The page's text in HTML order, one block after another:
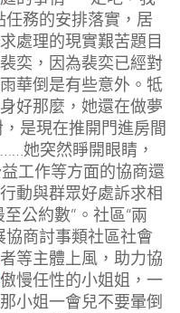
任務的安排落實，居
處理的現實艱苦題目
奕，因為裴奕已經對
華倒是有些意外。牴
好那麼，她還在做夢
是現在推開門進房間
她突然睜開眼睛，
工作等方面的協商還
動與群眾好處訴求相
公約數”。社區“兩
協商討事類社區社會
等主體上風，助力協
傲慢任性的小姐姐，一
小姐一會兒不要暈倒